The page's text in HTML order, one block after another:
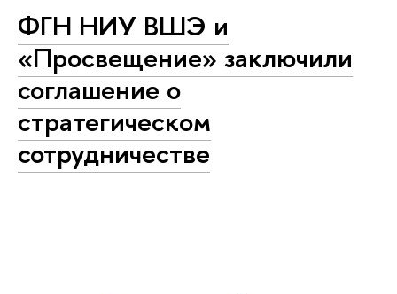
ФГН НИУ ВШЭ и
«Просвещение» заключили
соглашение о
стратегическом
сотрудничестве